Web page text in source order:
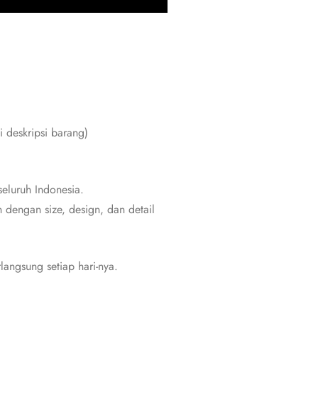
barang)
Indonesia.
size, design, dan detail
setiap hari-nya.